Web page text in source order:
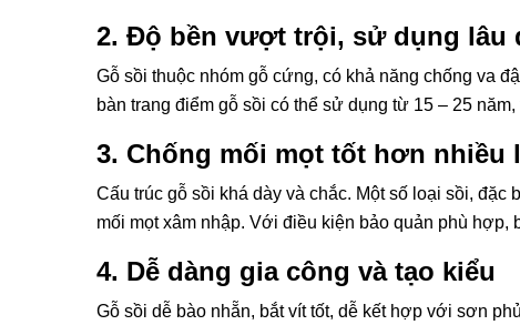
2. Độ bền vượt trội, sử dụng lâu
Gỗ sồi thuộc nhóm gỗ cứng, có khả năng chống va
bàn trang điểm gỗ sồi có thể sử dụng từ 15 – 25
3. Chống mối mọt tốt hơn nhiều
Cấu trúc gỗ sồi khá dày và chắc. Một số loại sồi, đặc
mối mọt xâm nhập. Với điều kiện bảo quản phù
4. Dễ dàng gia công và tạo kiểu
Gỗ sồi dễ bào nhẵn, bắt vít tốt, dễ kết hợp với sơn